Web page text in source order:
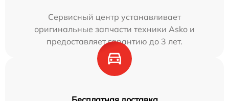
Сервисный центр устанавливает
оригинальные запчасти техники Asko и
предоставляет гарантию до 3 лет.